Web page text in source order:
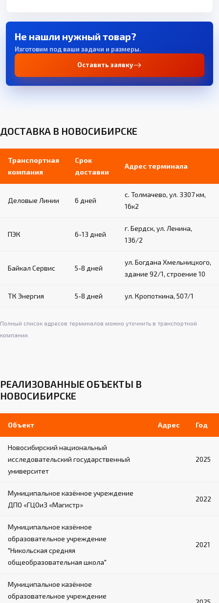
Не нашли нужный товар?
Изготовим под ваши задачи и размеры.
Оставить заявку
ДОСТАВКА В НОВОСИБИРСКЕ
Транспортная
компания
Срок
доставки
Адрес терминала
Деловые Линии 6 дней
с. Толмачево, ул. 3307 км,
16к2
ПЭК 6-13 дней
г. Бердск, ул. Ленина,
136/2
Байкал Сервис 5-8 дней
ул. Богдана Хмельницкого,
здание 92/1, строение 10
ТК Энергия 5-8 дней ул. Кропоткина, 507/1
Полный список адресов терминалов можно уточнить в транспортной
компании.
РЕАЛИЗОВАННЫЕ ОБЪЕКТЫ В
НОВОСИБИРСКЕ
Объект Адрес Год
Новосибирский национальный
исследовательский государственный
университет
2025
Муниципальное казённое учреждение
ДПО «ГЦОиЗ «Магистр»
2022
Муниципальное казённое
образовательное учреждение
"Никольская средняя
общеобразовательная школа"
2021
Муниципальное казённое
образовательное учреждение